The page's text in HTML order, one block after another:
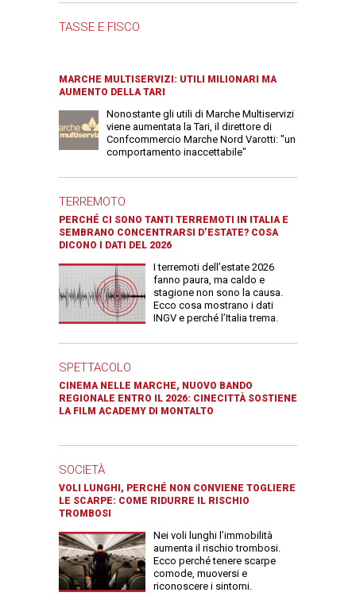
TASSE E FISCO
MARCHE MULTISERVIZI: UTILI MILIONARI MA
AUMENTO DELLA TARI
Nonostante gli utili di Marche Multiservizi
viene aumentata la Tari, il direttore di
Confcommercio Marche Nord Varotti: "un
comportamento inaccettabile"
TERREMOTO
PERCHÉ CI SONO TANTI TERREMOTI IN ITALIA E
SEMBRANO CONCENTRARSI D’ESTATE? COSA
DICONO I DATI DEL 2026
I terremoti dell’estate 2026
fanno paura, ma caldo e
stagione non sono la causa.
Ecco cosa mostrano i dati
INGV e perché l’Italia trema.
SPETTACOLO
CINEMA NELLE MARCHE, NUOVO BANDO
REGIONALE ENTRO IL 2026: CINECITTÀ SOSTIENE
LA FILM ACADEMY DI MONTALTO
SOCIETÀ
VOLI LUNGHI, PERCHÉ NON CONVIENE TOGLIERE
LE SCARPE: COME RIDURRE IL RISCHIO
TROMBOSI
Nei voli lunghi l’immobilità
aumenta il rischio trombosi.
Ecco perché tenere scarpe
comode, muoversi e
riconoscere i sintomi.